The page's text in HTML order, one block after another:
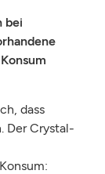
bei
dass
Der Crystal-